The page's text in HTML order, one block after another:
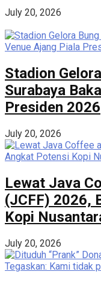
July 20, 2026
Stadion
Surabaya
Presiden 2026
July 20, 2026
Lewat Java
(JCFF) 2026,
Kopi
July 20, 2026